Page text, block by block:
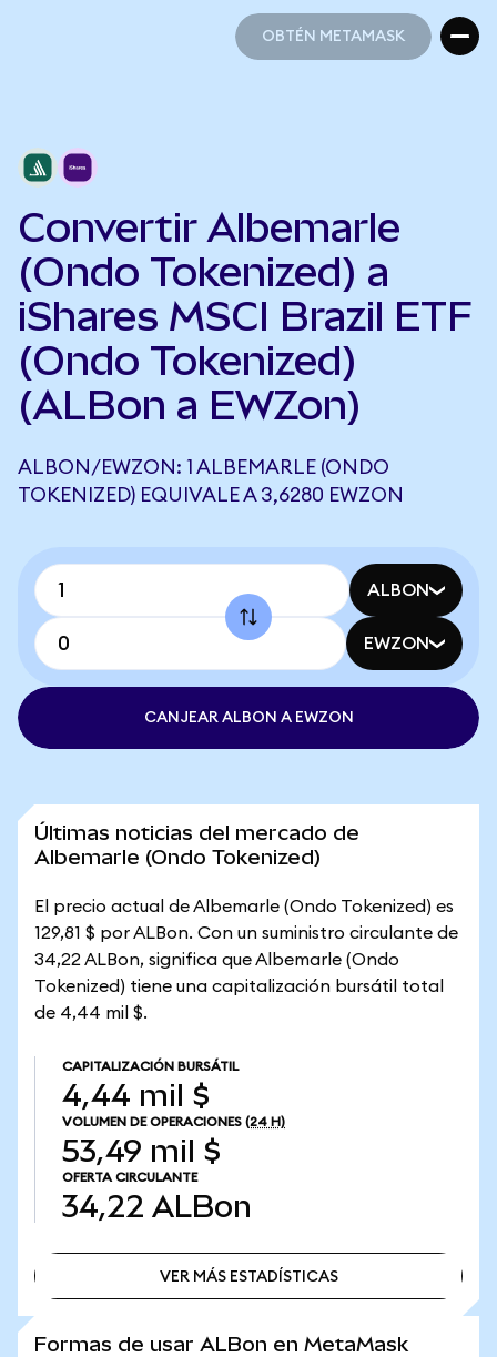
OBTÉN METAMASK
Convertir Albemarle
(Ondo Tokenized) a
iShares MSCI Brazil ETF
(Ondo Tokenized)
(ALBon a EWZon)
ALBON/EWZON: 1 ALBEMARLE (ONDO
TOKENIZED) EQUIVALE A 3,6280 EWZON
ALBON
EWZON
CANJEAR ALBON A EWZON
Últimas noticias del mercado de
Albemarle (Ondo Tokenized)
El precio actual de Albemarle (Ondo Tokenized) es
129,81 $ por ALBon. Con un suministro circulante de
34,22 ALBon, significa que Albemarle (Ondo
Tokenized) tiene una capitalización bursátil total
de 4,44 mil $.
CAPITALIZACIÓN BURSÁTIL
4,44 mil $
VOLUMEN DE OPERACIONES (24 H)
53,49 mil $
OFERTA CIRCULANTE
34,22 ALBon
VER MÁS ESTADÍSTICAS
Formas de usar ALBon en MetaMask